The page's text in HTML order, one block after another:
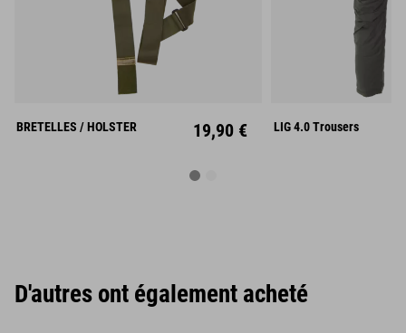
Unisize
BRETELLES / HOLSTER 19,90 €
S
XL
LIG 4.0 Trousers
D'autres ont également acheté